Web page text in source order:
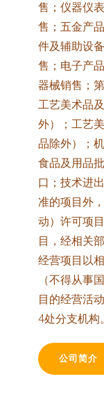
售；仪器仪
售；五金产
件及辅助设
售；电子产
器械销售；
工艺美术品
外）；工艺
品除外）；
食品及用品
口；技术进
准的项目外
动）许可项
目，经相关
经营项目以
（不得从事
目的经营活
4处分支机构。
公司简介